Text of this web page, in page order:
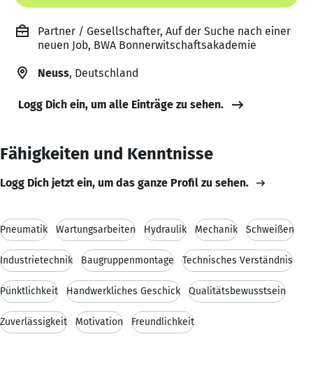
Partner / Gesellschafter, Auf der Suche nach einer
neuen Job, BWA Bonnerwitschaftsakademie
Neuss, Deutschland
Logg Dich ein, um alle Einträge zu sehen.
Fähigkeiten und Kenntnisse
Logg Dich jetzt ein, um das ganze Profil zu sehen.
Pneumatik Wartungsarbeiten Hydraulik Mechanik Schweißen
Industrietechnik Baugruppenmontage Technisches Verständnis
Pünktlichkeit Handwerkliches Geschick Qualitätsbewusstsein
Zuverlässigkeit Motivation Freundlichkeit